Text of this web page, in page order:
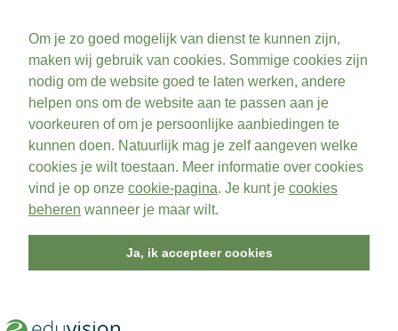
Om je zo goed mogelijk van dienst te kunnen zijn,
maken wij gebruik van cookies. Sommige cookies zijn
nodig om de website goed te laten werken, andere
helpen ons om de website aan te passen aan je
voorkeuren of om je persoonlijke aanbiedingen te
kunnen doen. Natuurlijk mag je zelf aangeven welke
cookies je wilt toestaan. Meer informatie over cookies
vind je op onze cookie-pagina. Je kunt je cookies
beheren wanneer je maar wilt.
Ja, ik accepteer cookies